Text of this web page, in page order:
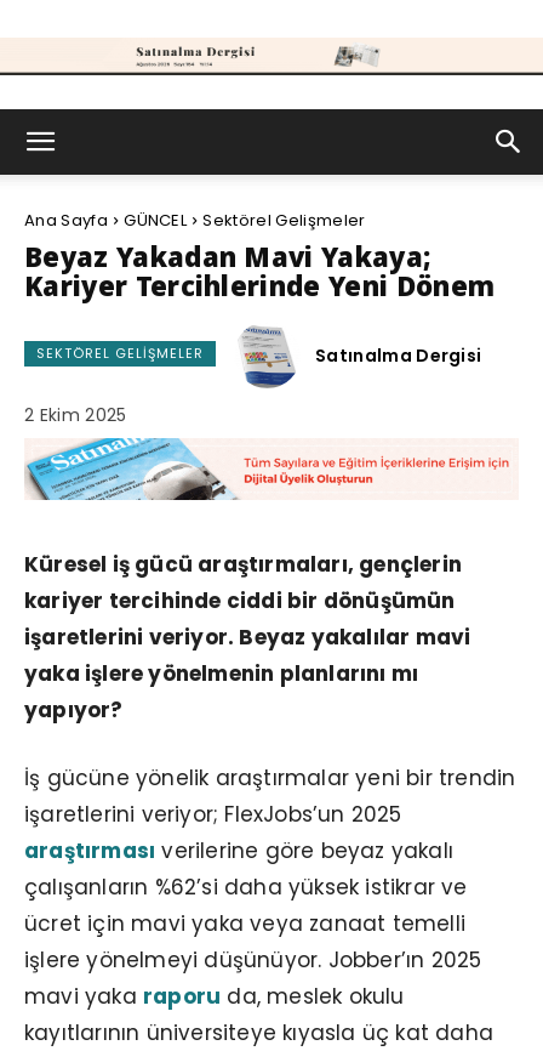
Ana Sayfa GÜNCEL Sektörel Gelişmeler
Beyaz Yakadan Mavi Yakaya;
Kariyer Tercihlerinde Yeni Dönem
SEKTÖREL GELIŞMELER Satınalma Dergisi
2 Ekim 2025
Küresel iş gücü araştırmaları, gençlerin
kariyer tercihinde ciddi bir dönüşümün
işaretlerini veriyor. Beyaz yakalılar mavi
yaka işlere yönelmenin planlarını mı
yapıyor?
İş gücüne yönelik araştırmalar yeni bir trendin
işaretlerini veriyor; FlexJobs’un 2025
araştırması verilerine göre beyaz yakalı
çalışanların %62’si daha yüksek istikrar ve
ücret için mavi yaka veya zanaat temelli
işlere yönelmeyi düşünüyor. Jobber’ın 2025
mavi yaka raporu da, meslek okulu
kayıtlarının üniversiteye kıyasla üç kat daha